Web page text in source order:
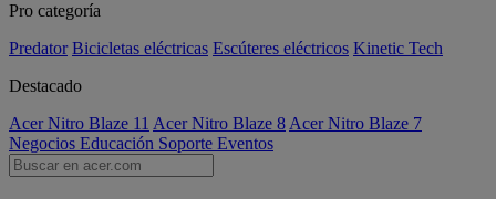
Pro categoría
Predator Bicicletas eléctricas Escúteres eléctricos Kinetic Tech
Destacado
Acer Nitro Blaze 11 Acer Nitro Blaze 8 Acer Nitro Blaze 7
Negocios Educación Soporte Eventos